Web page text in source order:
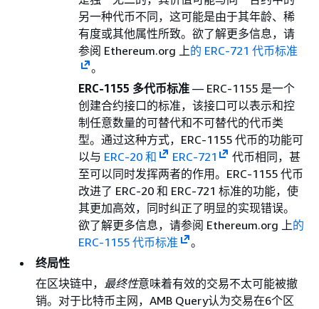
另一种代币不同，这可能是由于其年龄、稀
有度或其他属性所致。欲了解更多信息，请
参阅 Ethereum.org 上的 ERC-721 代币标准
。
ERC-1155 多代币标准 — ERC-1155 是一个
创建合约接口的标准，该接口可以表示和控
制任意数量的可替代和不可替代的代币类
型。通过这种方式，ERC-1155 代币的功能可
以与 ERC-20 和 ERC-721
代币相同，甚
至可以同时发挥两者的作用。ERC-1155 代币
改进了 ERC-20 和 ERC-721 标准的功能，使
其更加高效，同时纠正了明显的实现错误。
欲了解更多信息，请参阅 Ethereum.org 上的
ERC-1155 代币标准
。
终局性
在区块链中， 最终性意味着有效的交易不太可能被撤
销。对于比特币主网，AMB Query认为交易在6个区